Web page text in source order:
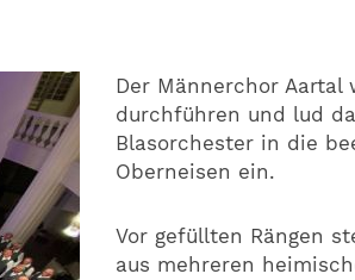
Der Männerchor Aartal
durchführen und lud
Blasorchester in die
Oberneisen ein.
Vor gefüllten Rängen
aus mehreren